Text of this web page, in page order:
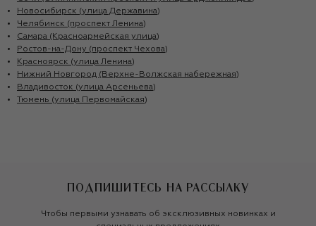
Новосибирск (улица Державина)
Челябинск (проспект Ленина)
Самара (Красноармейская улица)
Ростов-на-Дону (проспект Чехова)
Красноярск (улица Ленина)
Нижний Новгород (Верхне-Волжская набережная)
Владивосток (улица Арсеньева)
Тюмень (улица Первомайская)
ПОДПИШИТЕСЬ НА РАССЫЛКУ
Чтобы первыми узнавать об эксклюзивных новинках и